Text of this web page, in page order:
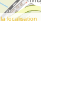
localisation